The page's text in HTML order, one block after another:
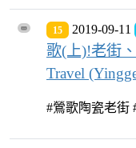
15 2019-09-11
歌(上)!老街
Travel
#鶯歌陶瓷老街